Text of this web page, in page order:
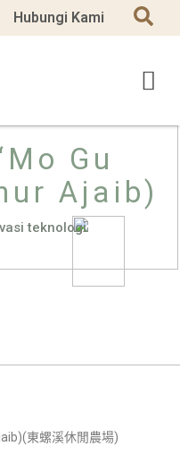
Hubungi Kami
teknologi
Gu
Ajaib)
東螺溪休閒農場)